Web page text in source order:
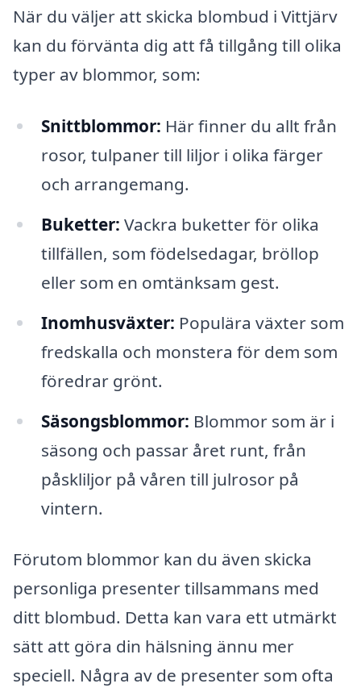
När du väljer att skicka blombud i Vittjärv
kan du förvänta dig att få tillgång till olika
typer av blommor, som:
Snittblommor: Här finner du allt från
rosor, tulpaner till liljor i olika färger
och arrangemang.
Buketter: Vackra buketter för olika
tillfällen, som födelsedagar, bröllop
eller som en omtänksam gest.
Inomhusväxter: Populära växter som
fredskalla och monstera för dem som
föredrar grönt.
Säsongsblommor: Blommor som är i
säsong och passar året runt, från
påskliljor på våren till julrosor på
vintern.
Förutom blommor kan du även skicka
personliga presenter tillsammans med
ditt blombud. Detta kan vara ett utmärkt
sätt att göra din hälsning ännu mer
speciell. Några av de presenter som ofta